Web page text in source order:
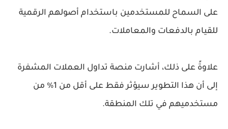
على السماح للمستخدمين باستخدام أصولهم الرقمية
للقيام بالدفعات والمعاملات.
علاوةً على ذلك، أشارت منصة تداول العملات المشفرة
إلى أن هذا التطوير سيؤثر فقط على أقل من 1% من
مستخدميهم في تلك المنطقة.